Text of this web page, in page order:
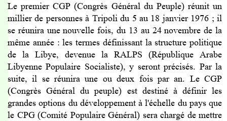
Le premier CGP (Congrès Général du Peuple) réunit un
millier de personnes à Tripoli du 5 au 18 janvier 1976 ; il
se réunira une nouvelle fois, du 13 au 24 novembre de la
même année : les termes définissant la structure politique
de la Libye, devenue la RALPS (République Arabe
Libyenne Populaire Socialiste), y seront précisés. Par la
suite, il se réunira une ou deux fois par an. Le CGP
(Congrès Général du peuple) est destiné à définir les
grandes options du développement à l'échelle du pays que
le CPG (Comité Populaire Général) sera chargé de mettre